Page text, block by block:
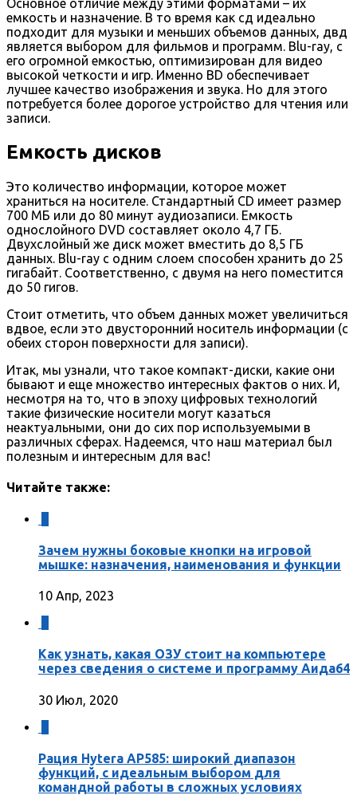
Основное отличие между этими форматами – их
емкость и назначение. В то время как сд идеально
подходит для музыки и меньших объемов данных, двд
является выбором для фильмов и программ. Blu-ray, с
его огромной емкостью, оптимизирован для видео
высокой четкости и игр. Именно BD обеспечивает
лучшее качество изображения и звука. Но для этого
потребуется более дорогое устройство для чтения или
записи.
Емкость дисков
Это количество информации, которое может
храниться на носителе. Стандартный CD имеет размер
700 МБ или до 80 минут аудиозаписи. Емкость
однослойного DVD составляет около 4,7 ГБ.
Двухслойный же диск может вместить до 8,5 ГБ
данных. Blu-ray с одним слоем способен хранить до 25
гигабайт. Соответственно, с двумя на него поместится
до 50 гигов.
Стоит отметить, что объем данных может увеличиться
вдвое, если это двусторонний носитель информации (с
обеих сторон поверхности для записи).
Итак, мы узнали, что такое компакт-диски, какие они
бывают и еще множество интересных фактов о них. И,
несмотря на то, что в эпоху цифровых технологий
такие физические носители могут казаться
неактуальными, они до сих пор используемыми в
различных сферах. Надеемся, что наш материал был
полезным и интересным для вас!
Читайте также:
Зачем нужны боковые кнопки на игровой
мышке: назначения, наименования и функции
10 Апр, 2023
Как узнать, какая ОЗУ стоит на компьютере
через сведения о системе и программу Аида64
30 Июл, 2020
Рация Hytera AP585: широкий диапазон
функций, с идеальным выбором для
командной работы в сложных условиях